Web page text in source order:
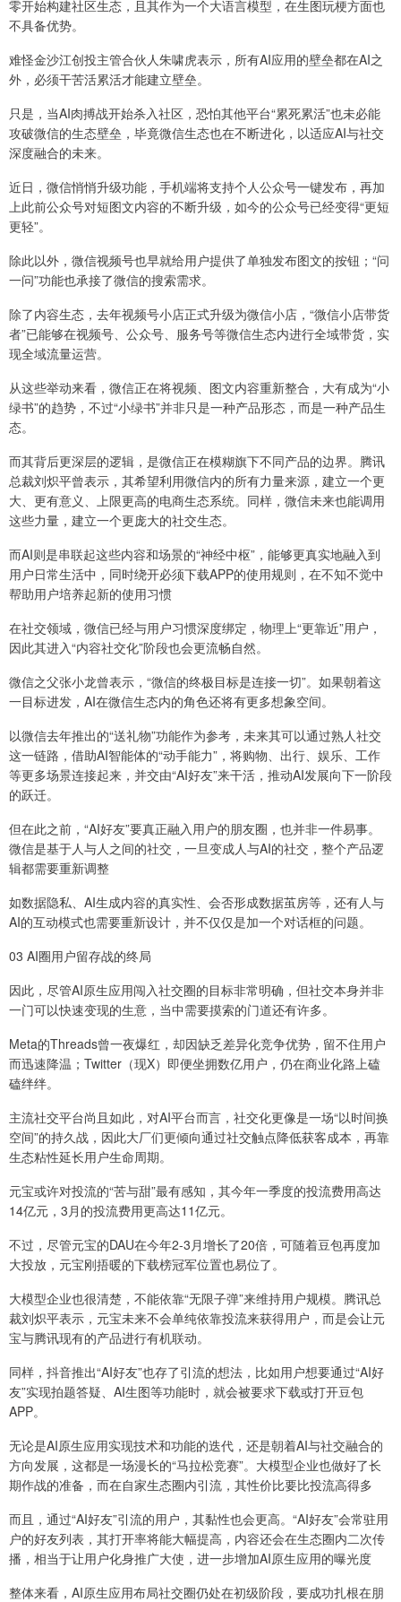
零开始构建社区生态，且其作为一个大语言模型，在生图玩梗方面也
不具备优势。
难怪金沙江创投主管合伙人朱啸虎表示，所有AI应用的壁垒都在AI之
外，必须干苦活累活才能建立壁垒。
只是，当AI肉搏战开始杀入社区，恐怕其他平台“累死累活”也未必能
攻破微信的生态壁垒，毕竟微信生态也在不断进化，以适应AI与社交
深度融合的未来。
近日，微信悄悄升级功能，手机端将支持个人公众号一键发布，再加
上此前公众号对短图文内容的不断升级，如今的公众号已经变得“更短
更轻”。
除此以外，微信视频号也早就给用户提供了单独发布图文的按钮；“问
一问”功能也承接了微信的搜索需求。
除了内容生态，去年视频号小店正式升级为微信小店，“微信小店带货
者”已能够在视频号、公众号、服务号等微信生态内进行全域带货，实
现全域流量运营。
从这些举动来看，微信正在将视频、图文内容重新整合，大有成为“小
绿书”的趋势，不过“小绿书”并非只是一种产品形态，而是一种产品生
态。
而其背后更深层的逻辑，是微信正在模糊旗下不同产品的边界。腾讯
总裁刘炽平曾表示，其希望利用微信内的所有力量来源，建立一个更
大、更有意义、上限更高的电商生态系统。同样，微信未来也能调用
这些力量，建立一个更庞大的社交生态。
而AI则是串联起这些内容和场景的“神经中枢”，能够更真实地融入到
用户日常生活中，同时绕开必须下载APP的使用规则，在不知不觉中
帮助用户培养起新的使用习惯
在社交领域，微信已经与用户习惯深度绑定，物理上“更靠近”用户，
因此其进入“内容社交化”阶段也会更流畅自然。
微信之父张小龙曾表示，“微信的终极目标是连接一切”。如果朝着这
一目标进发，AI在微信生态内的角色还将有更多想象空间。
以微信去年推出的“送礼物”功能作为参考，未来其可以通过熟人社交
这一链路，借助AI智能体的“动手能力”，将购物、出行、娱乐、工作
等更多场景连接起来，并交由“AI好友”来干活，推动AI发展向下一阶段
的跃迁。
但在此之前，“AI好友”要真正融入用户的朋友圈，也并非一件易事。
微信是基于人与人之间的社交，一旦变成人与AI的社交，整个产品逻
辑都需要重新调整
如数据隐私、AI生成内容的真实性、会否形成数据茧房等，还有人与
AI的互动模式也需要重新设计，并不仅仅是加一个对话框的问题。
03 AI圈用户留存战的终局
因此，尽管AI原生应用闯入社交圈的目标非常明确，但社交本身并非
一门可以快速变现的生意，当中需要摸索的门道还有许多。
Meta的Threads曾一夜爆红，却因缺乏差异化竞争优势，留不住用户
而迅速降温；Twitter（现X）即便坐拥数亿用户，仍在商业化路上磕
磕绊绊。
主流社交平台尚且如此，对AI平台而言，社交化更像是一场“以时间换
空间”的持久战，因此大厂们更倾向通过社交触点降低获客成本，再靠
生态粘性延长用户生命周期。
元宝或许对投流的“苦与甜”最有感知，其今年一季度的投流费用高达
14亿元，3月的投流费用更高达11亿元。
不过，尽管元宝的DAU在今年2-3月增长了20倍，可随着豆包再度加
大投放，元宝刚捂暖的下载榜冠军位置也易位了。
大模型企业也很清楚，不能依靠“无限子弹”来维持用户规模。腾讯总
裁刘炽平表示，元宝未来不会单纯依靠投流来获得用户，而是会让元
宝与腾讯现有的产品进行有机联动。
同样，抖音推出“AI好友”也存了引流的想法，比如用户想要通过“AI好
友”实现拍题答疑、AI生图等功能时，就会被要求下载或打开豆包
APP。
无论是AI原生应用实现技术和功能的迭代，还是朝着AI与社交融合的
方向发展，这都是一场漫长的“马拉松竞赛”。大模型企业也做好了长
期作战的准备，而在自家生态圈内引流，其性价比要比投流高得多
而且，通过“AI好友”引流的用户，其黏性也会更高。“AI好友”会常驻用
户的好友列表，其打开率将能大幅提高，内容还会在生态圈内二次传
播，相当于让用户化身推广大使，进一步增加AI原生应用的曝光度
整体来看，AI原生应用布局社交圈仍处在初级阶段，要成功扎根在朋